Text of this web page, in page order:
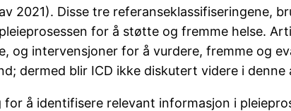
2021). Disse tre referanseklassifiseringene,
for å støtte og fremme helse.
og intervensjoner for å vurdere, fremme og
dermed blir ICD ikke diskutert videre i denne
å identifisere relevant informasjon i